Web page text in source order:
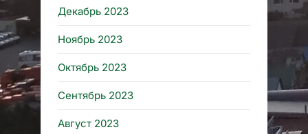
Декабрь 2023
Ноябрь 2023
Октябрь 2023
Сентябрь 2023
Август 2023